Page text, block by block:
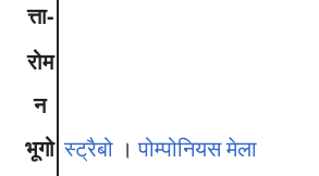
त्ता-
रोम
न
भूगो स्ट्रैबो ।पोम्पोनियस मेला